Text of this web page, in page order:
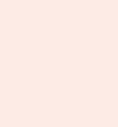
In einer